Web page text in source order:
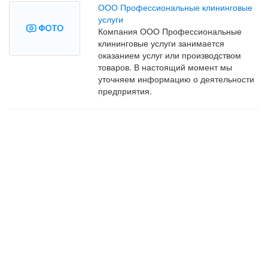
ООО Профессиональные клининговые
услуги
Компания ООО Профессиональные
клининговые услуги занимается
оказанием услуг или производством
товаров. В настоящий момент мы
уточняем информацию о деятельности
предприятия.